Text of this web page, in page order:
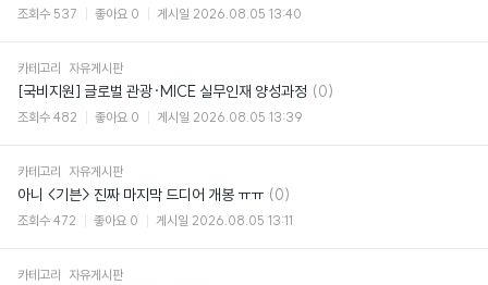
조회수 537 좋아요 0 게시일 2026.08.05 13:40
카테고리 자유게시판
[국비지원] 글로벌 관광·MICE 실무인재 양성과정 댓
(0)
조회수 482 좋아요 0 게시일 2026.08.05 13:39
카테고리 자유게시판
아니 <기븐> 진짜 마지막 드디어 개봉 ㅠㅠ 댓
글
(0)
조회수 472 좋아요 0 게시일 2026.08.05 13:11
카테고리 자유게시판